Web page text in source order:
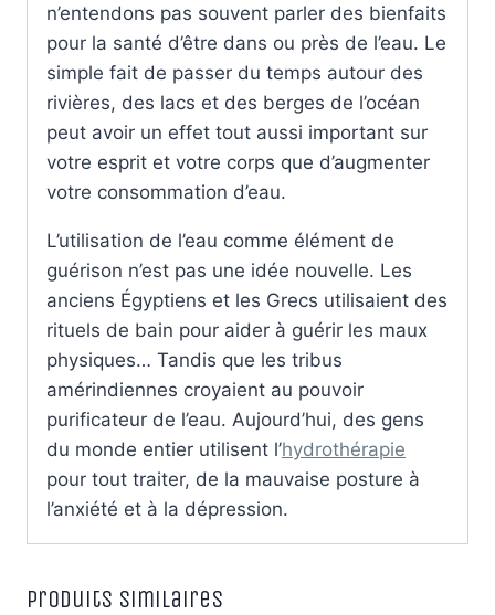
n’entendons pas souvent parler des bienfaits
pour la santé d’être dans ou près de l’eau. Le
simple fait de passer du temps autour des
rivières, des lacs et des berges de l’océan
peut avoir un effet tout aussi important sur
votre esprit et votre corps que d’augmenter
votre consommation d’eau.
L’utilisation de l’eau comme élément de
guérison n’est pas une idée nouvelle. Les
anciens Égyptiens et les Grecs utilisaient des
rituels de bain pour aider à guérir les maux
physiques… Tandis que les tribus
amérindiennes croyaient au pouvoir
purificateur de l’eau. Aujourd’hui, des gens
du monde entier utilisent l’hydrothérapie
pour tout traiter, de la mauvaise posture à
l’anxiété et à la dépression.
Produits similaires